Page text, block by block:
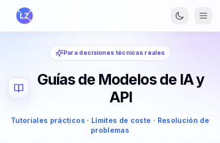
Saltar al contenido principal
Para decisiones técnicas reales
Guías de Modelos de IA y
API
Tutoriales prácticos · Límites de coste · Resolución de
problemas